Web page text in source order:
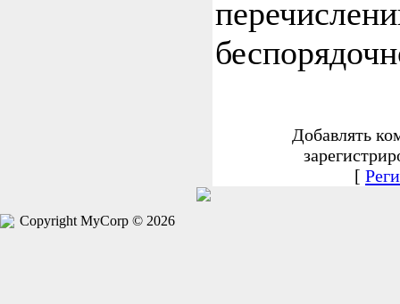
Добавлять
[
Copyright MyCorp © 2026